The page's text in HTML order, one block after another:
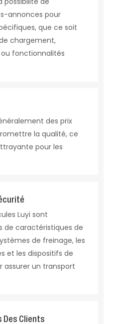
annonces pour
que ce soit
chargement,
fonctionnalités
des prix
la qualité, ce
pour les
Luyi sont
de caractéristiques de
de freinage, les
et les dispositifs de
assurer un transport
Des Clients